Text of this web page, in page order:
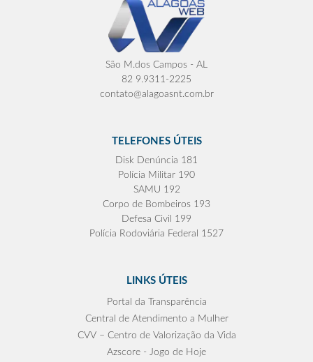
São M.dos Campos - AL
82 9.9311-2225
contato@alagoasnt.com.br
TELEFONES ÚTEIS
Disk Denúncia 181
Polícia Militar 190
SAMU 192
Corpo de Bombeiros 193
Defesa Civil 199
Polícia Rodoviária Federal 1527
LINKS ÚTEIS
Portal da Transparência
Central de Atendimento a Mulher
CVV – Centro de Valorização da Vida
Azscore - Jogo de Hoje